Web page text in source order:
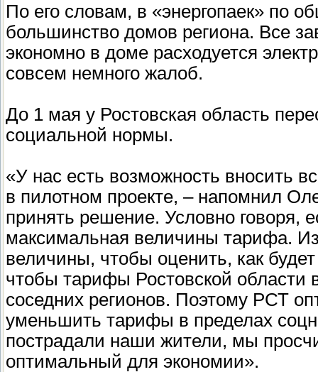
ввести "климатическую"
регионах без них сегодня не
По его словам, в «энергопаек» по
большинство домов региона. Все
экономно в доме расходуется
совсем немного жалоб.
До 1 мая у Ростовская область
социальной нормы.
«У нас есть возможность вносить
в пилотном проекте, – напомнил
принять решение. Условно говоря,
максимальная величины тарифа.
величины, чтобы оценить, как
чтобы тарифы Ростовской
соседних регионов. Поэтому РСТ
уменьшить тарифы в пределах
пострадали наши жители, мы
оптимальный для экономии».